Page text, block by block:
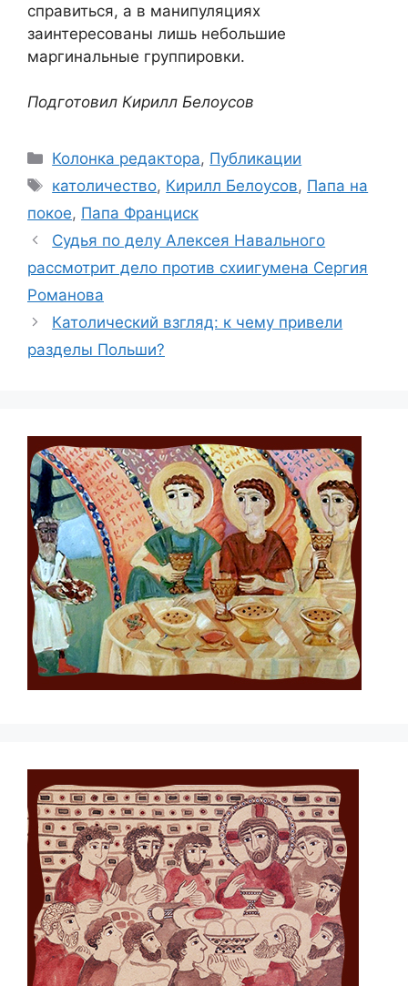
справиться, а в манипуляциях
заинтересованы лишь небольшие
маргинальные группировки.
Подготовил Кирилл Белоусов
Рубрики
Колонка редактора, Публикации
Метки
католичество, Кирилл Белоусов, Папа на
покое, Папа Франциск
Судья по делу Алексея Навального
рассмотрит дело против схиигумена Сергия
Романова
Католический взгляд: к чему привели
разделы Польши?